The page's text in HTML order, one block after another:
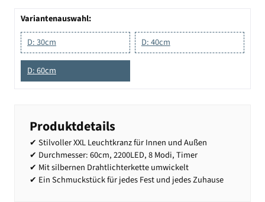
Variantenauswahl:
D: 30cm
D: 40cm
D: 60cm
Produktdetails
✔ Stilvoller XXL Leuchtkranz für Innen und Außen
✔ Durchmesser: 60cm, 2200LED, 8 Modi, Timer
✔ Mit silbernen Drahtlichterkette umwickelt
✔ Ein Schmuckstück für jedes Fest und jedes Zuhause